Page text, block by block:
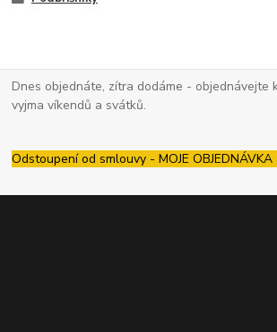
Dnes objednáte, zítra dodáme - objednávejte
vyjma víkendů a svátků.
Odstoupení od smlouvy - MOJE